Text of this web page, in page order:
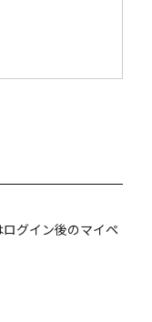
グイン後のマイペ